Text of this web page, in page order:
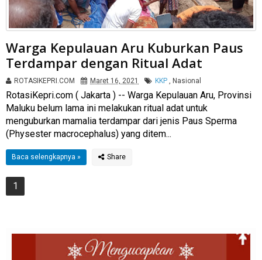
Warga Kepulauan Aru Kuburkan Paus
Terdampar dengan Ritual Adat
ROTASIKEPRI.COM Maret 16, 2021 KKP , Nasional
RotasiKepri.com ( Jakarta ) -- Warga Kepulauan Aru, Provinsi
Maluku belum lama ini melakukan ritual adat untuk
menguburkan mamalia terdampar dari jenis Paus Sperma
(Physester macrocephalus) yang ditem...
Baca selengkapnya »
1